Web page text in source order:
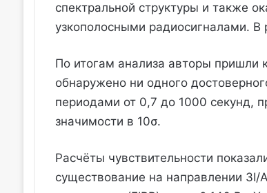
спектральной структуры и также
узкополосными радиосигналами. В
По итогам анализа авторы пришли
обнаружено ни одного
периодами от 0,7 до 1000 секунд,
значимости в 10σ.
Расчёты чувствительности
существование на направлении 3I/